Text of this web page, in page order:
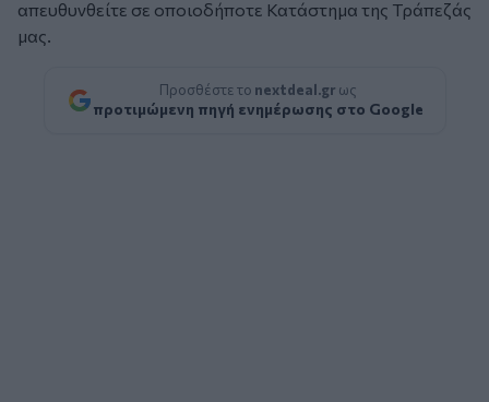
απευθυνθείτε σε οποιοδήποτε Κατάστημα της Τράπεζάς
μας.
Προσθέστε το nextdeal.gr ως
προτιμώμενη πηγή ενημέρωσης στο Google